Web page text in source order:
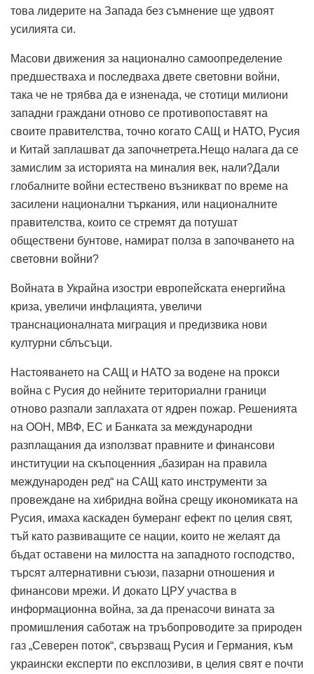
това лидерите на Запада без съмнение ще удвоят
усилията си.
Масови движения за национално самоопределение
предшестваха и последваха двете световни войни,
така че не трябва да е изненада, че стотици милиони
западни граждани отново се противопоставят на
своите правителства, точно когато САЩ и НАТО, Русия
и Китай заплашват да започнетрета.Нещо налага да се
замислим за историята на миналия век, нали?Дали
глобалните войни естествено възникват по време на
засилени национални търкания, или националните
правителства, които се стремят да потушат
обществени бунтове, намират полза в започването на
световни войни?
Войната в Украйна изостри европейската енергийна
криза, увеличи инфлацията, увеличи
транснационалната миграция и предизвика нови
културни сблъсъци.
Настояването на САЩ и НАТО за водене на прокси
война с Русия до нейните териториални граници
отново разпали заплахата от ядрен пожар. Решенията
на ООН, МВФ, ЕС и Банката за международни
разплащания да използват правните и финансови
институции на скъпоценния „базиран на правила
международен ред“ на САЩ като инструменти за
провеждане на хибридна война срещу икономиката на
Русия, имаха каскаден бумеранг ефект по целия свят,
тъй като развиващите се нации, които не желаят да
бъдат оставени на милостта на западното господство,
търсят алтернативни съюзи, пазарни отношения и
финансови мрежи. И докато ЦРУ участва в
информационна война, за да пренасочи вината за
промишления саботаж на тръбопроводите за природен
газ „Северен поток“, свързващ Русия и Германия, към
украински експерти по експлозиви, в целия свят е почти